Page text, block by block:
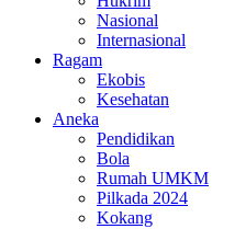
Nasional
Internasional
Ragam
Ekobis
Kesehatan
Aneka
Pendidikan
Bola
Rumah UMKM
Pilkada 2024
Kokang